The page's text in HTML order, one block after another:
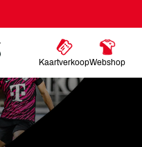
KaartverkoopWebshop